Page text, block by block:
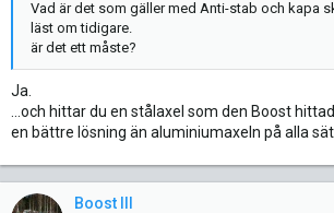
Vad är det som gäller med Anti-stab och kapa
läst om tidigare.
är det ett måste?
Ja.
...och hittar du en stålaxel som den Boost
en bättre lösning än aluminiumaxeln på alla
Boost III